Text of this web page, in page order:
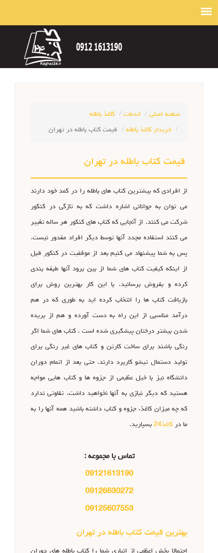
صفحه اصلی خدمات
کاغذ باطله
خریدار کاغذ باطله
قیمت کتاب باطله در تهران
قیمت کتاب باطله در تهران
از افرادی که بیشترین کتاب های باطله را در کمد خود دارند
می توان به جوانانی اشاره داشت که به تازگی در کنکور
شرکت می کنند. از آنجایی که کتاب های کنکور هر ساله تغییر
می کنند استفاده مجدد آنها توسط دیگر افراد مقدور نیست.
پس به شما پیشنهاد می کنیم بعد از موفقیت در کنکور قبل
از اینکه کیفیت کتاب های شما از بین برود آنها طبقه بندی
کرده و بفروش برسانید. با این کار بهترین روش برای
بازیافت کتاب ها را انتخاب کرده اید به طوری که در هم
درآمد مناسبی از این راه به دست آورده و هم از بریده
شدن بیشتر درختان پیشگیری شده است . کتاب های شما اگر
رنگی باشند برای ساخت کارتن و کتاب های غیر رنگی برای
تولید دستمال تیشو کاربرد دارند. حتی بعد از اتمام دوران
دانشگاه نیز با خیل عظیمی از جزوه ها و کتاب هایی مواجه
هستید که دیگر نیازی به آنها نخواهید داشت. تفاوتی ندارد
که چه میزان کاغذ، جزوه و کتاب داشته باشید همه آنها را به
ما در کاغذ24 بسپارید.
تماس با مجموعه :
09121613190
09126630272
09125607553
بهترین قیمت کتاب باطله در تهران
احتمالا بخش اعظمی از انباری شما را کتاب باطله های دوران